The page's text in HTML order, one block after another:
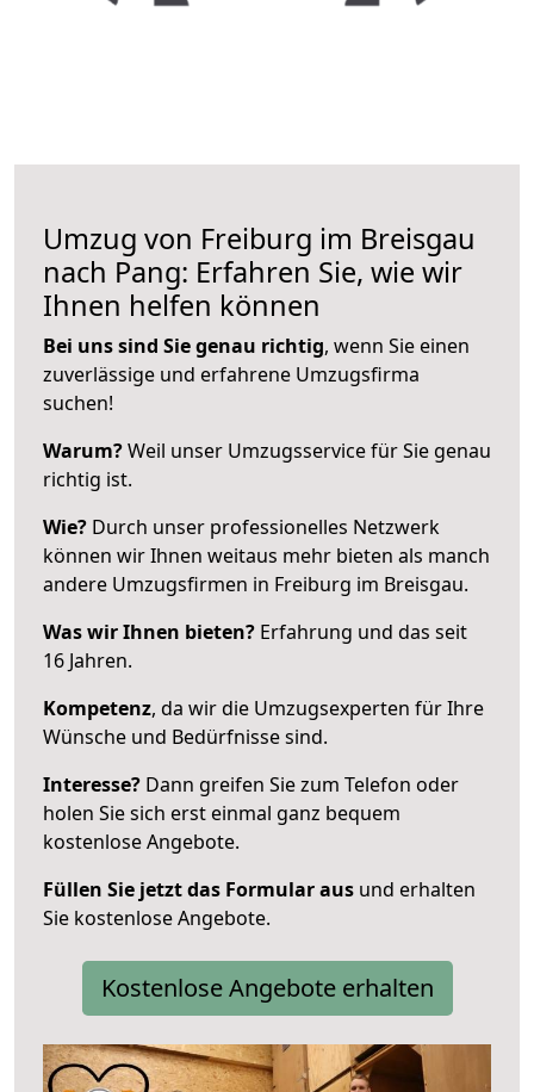
Umzug von Freiburg im Breisgau
nach Pang: Erfahren Sie, wie wir
Ihnen helfen können
Bei uns sind Sie genau richtig, wenn Sie einen
zuverlässige und erfahrene Umzugsfirma
suchen!
Warum?Weil unser Umzugsservice für Sie genau
richtig ist.
Wie? Durch unser professionelles Netzwerk
können wir Ihnen weitaus mehr bieten als manch
andere Umzugsfirmen in Freiburg im Breisgau.
Was wir Ihnen bieten? Erfahrung und das seit
16 Jahren.
Kompetenz, da wir die Umzugsexperten für Ihre
Wünsche und Bedürfnisse sind.
Interesse? Dann greifen Sie zum Telefon oder
holen Sie sich erst einmal ganz bequem
kostenlose Angebote.
Füllen Sie jetzt das Formular aus und erhalten
Sie kostenlose Angebote.
Kostenlose Angebote erhalten